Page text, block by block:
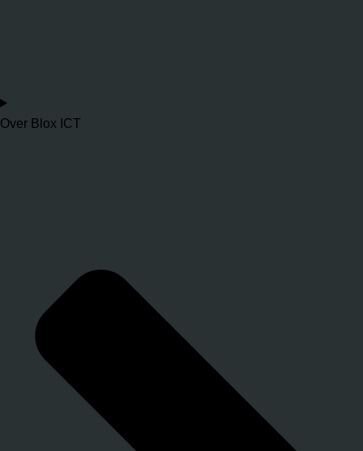
Over Blox ICT